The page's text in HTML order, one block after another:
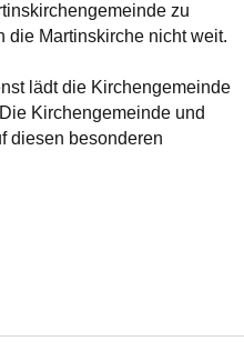
zu
die Martinskirche nicht weit.
lädt die Kirchengemeinde
Kirchengemeinde und
diesen besonderen